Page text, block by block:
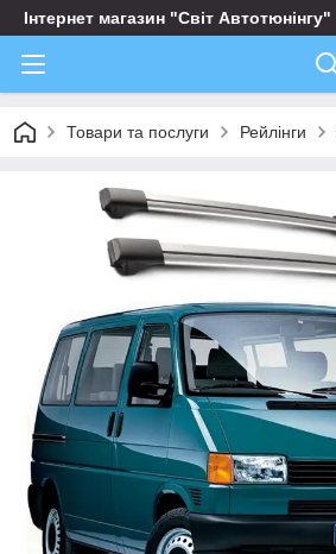
Інтернет магазин "Світ Автотюнінгу"
Товари та послуги Рейлінги